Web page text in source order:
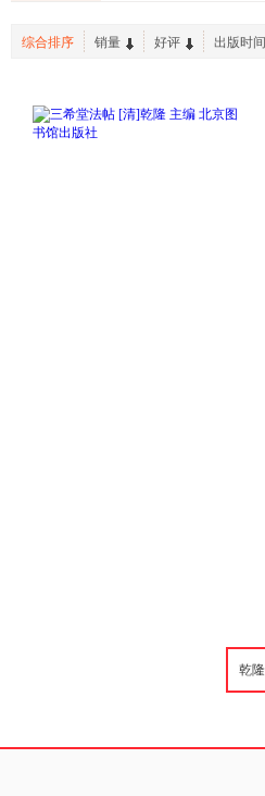
综合排序 销量 好评 出版时间